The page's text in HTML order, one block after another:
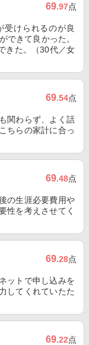
69.97点
受けられるのが良
できて良かった。
きた。（30代／女
69.54点
関わらず、よく話
ちらの家計に合っ
69.48点
の生涯必要費用や
性を考えさせてく
69.28点
ットで申し込みを
してくれていたた
69.22点